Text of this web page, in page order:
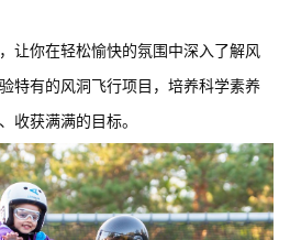
让你在轻松愉快的氛围中深入了解风
特有的风洞飞行项目，培养科学素养
收获满满的目标。